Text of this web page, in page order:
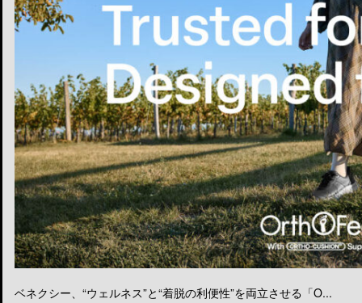
ベネクシー、“ウェルネス”と“着脱の利便性”を両立させる「O...